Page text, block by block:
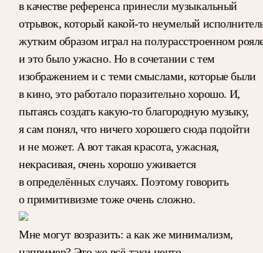
в качестве референса принесли музыкальный
отрывок, который какой-то неумелый
жутким образом играл на полурасстроенном
и это было ужасно. Но в сочетании с тем
изображением и с теми смыслами, которые были
в кино, это работало поразительно хорошо. И,
пытаясь создать какую-то благородную музыку,
я сам понял, что ничего хорошего сюда подойти
и не может. А вот такая красота, ужасная,
некрасивая, очень хорошо уживается
в определённых случаях. Поэтому говорить
о примитивизме тоже очень сложно.
Мне могут возразить: а как же минимализм,